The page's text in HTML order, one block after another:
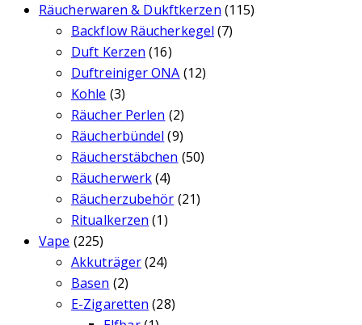
Räucherwaren & Dukftkerzen (115)
Backflow Räucherkegel (7)
Duft Kerzen (16)
Duftreiniger ONA (12)
Kohle (3)
Räucher Perlen (2)
Räucherbündel (9)
Räucherstäbchen (50)
Räucherwerk(4)
Räucherzubehör (21)
Ritualkerzen (1)
Vape (225)
Akkuträger(24)
Basen (2)
E-Zigaretten (28)